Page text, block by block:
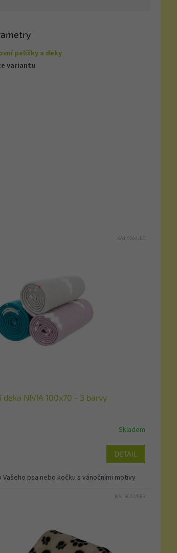
pelíšky a deky
variantu
deka NIVIA 100x70 - 3 barvy
Skladem
DETAIL
psa nebo kočku s vánočními motivy
Kód: 9264/ED
Kód: 6022/CER